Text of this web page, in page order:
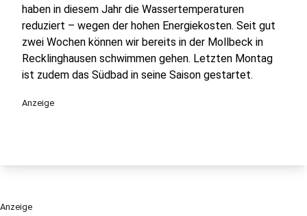
haben in diesem Jahr die Wassertemperaturen
reduziert – wegen der hohen Energiekosten. Seit gut
zwei Wochen können wir bereits in der Mollbeck in
Recklinghausen schwimmen gehen. Letzten Montag
ist zudem das Südbad in seine Saison gestartet.
Anzeige
Anzeige